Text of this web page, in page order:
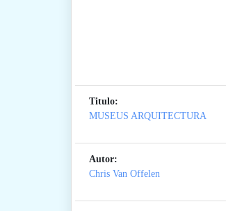
Titulo:
MUSEUS ARQUITECTURA
Autor:
Chris Van Offelen